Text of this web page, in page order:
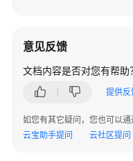
审
核
数
据
源
意见反馈
文档内容是否对您有帮助
提供反
如您有其它疑问，您也可以
云宝助手提问
云社区提问